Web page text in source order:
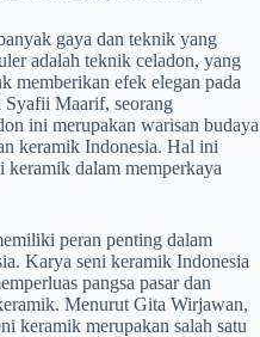
gaya dan teknik yang
adalah teknik celadon, yang
memberikan efek elegan pada
Maarif, seorang
ini merupakan warisan budaya
keramik Indonesia. Hal ini
keramik dalam memperkaya
peran penting dalam
Karya seni keramik Indonesia
pangsa pasar dan
Menurut Gita Wirjawan,
keramik merupakan salah satu